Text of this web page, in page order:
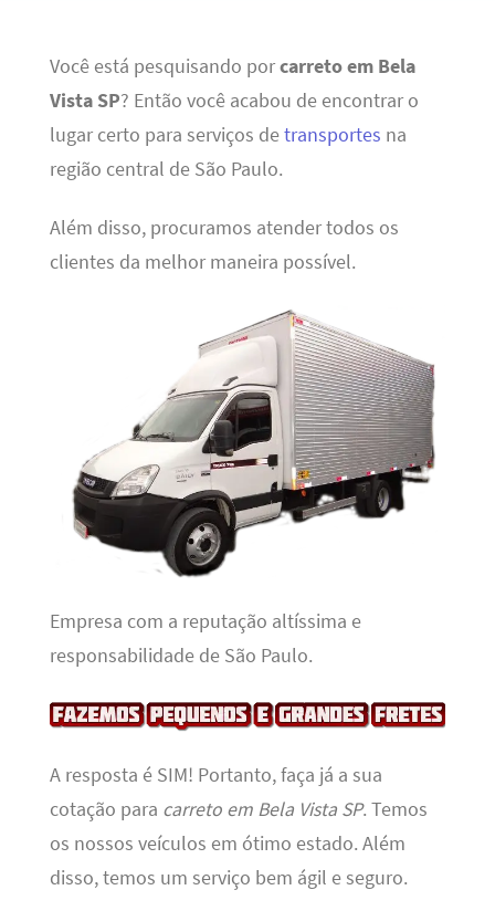
Você está pesquisando porcarreto em Bela
Vista SP? Então você acabou de encontrar o
lugar certo para serviços detransportes na
região central de São Paulo.
Além disso, procuramos atender todos os
clientes da melhor maneira possível.
Empresa com a reputação altíssima e
responsabilidade de São Paulo.
A resposta é SIM! Portanto, faça já a sua
cotação para carreto em Bela Vista SP. Temos
os nossos veículos em ótimo estado. Além
disso, temos um serviço bem ágil e seguro.